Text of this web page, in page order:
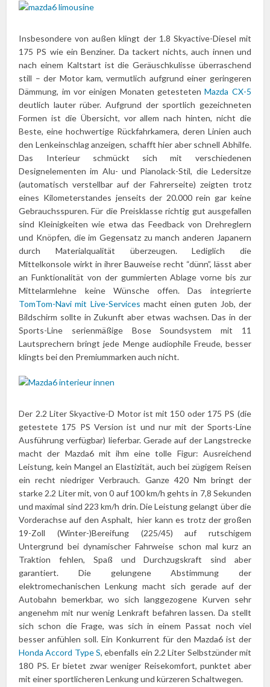
Insbesondere von außen klingt der 1.8 Skyactive-Diesel mit
175 PS wie ein Benziner. Da tackert nichts, auch innen und
nach einem Kaltstart ist die Geräuschkulisse überraschend
still – der Motor kam, vermutlich aufgrund einer geringeren
Dämmung, im vor einigen Monaten getestetenMazda CX-5
deutlich lauter rüber. Aufgrund der sportlich gezeichneten
Formen ist die Übersicht, vor allem nach hinten, nicht die
Beste, eine hochwertige Rückfahrkamera, deren Linien auch
den Lenkeinschlag anzeigen, schafft hier aber schnell Abhilfe.
Das Interieur schmückt sich mit verschiedenen
Designelementen im Alu- und Pianolack-Stil, die Ledersitze
(automatisch verstellbar auf der Fahrerseite) zeigten trotz
eines Kilometerstandes jenseits der 20.000 rein gar keine
Gebrauchsspuren. Für die Preisklasse richtig gut ausgefallen
sind Kleinigkeiten wie etwa das Feedback von Drehreglern
und Knöpfen, die im Gegensatz zu manch anderen Japanern
durch Materialqualität überzeugen. Lediglich die
Mittelkonsole wirkt in ihrer Bauweise recht “dünn”, lässt aber
an Funktionalität von der gummierten Ablage vorne bis zur
Mittelarmlehne keine Wünsche offen. Das integrierte
TomTom-Navi mit Live-Services macht einen guten Job, der
Bildschirm sollte in Zukunft aber etwas wachsen. Das in der
Sports-Line serienmäßige Bose Soundsystem mit 11
Lautsprechern bringt jede Menge audiophile Freude, besser
klingts bei den Premiummarken auch nicht.
Der 2.2 Liter Skyactive-D Motor ist mit 150 oder 175 PS (die
getestete 175 PS Version ist und nur mit der Sports-Line
Ausführung verfügbar) lieferbar. Gerade auf der Langstrecke
macht der Mazda6 mit ihm eine tolle Figur: Ausreichend
Leistung, kein Mangel an Elastizität, auch bei zügigem Reisen
ein recht niedriger Verbrauch. Ganze 420 Nm bringt der
starke 2.2 Liter mit, von 0 auf 100 km/h gehts in 7,8 Sekunden
und maximal sind 223 km/h drin. Die Leistung gelangt über die
Vorderachse auf den Asphalt, hier kann es trotz der großen
19-Zoll (Winter-)Bereifung (225/45) auf rutschigem
Untergrund bei dynamischer Fahrweise schon mal kurz an
Traktion fehlen, Spaß und Durchzugskraft sind aber
garantiert. Die gelungene Abstimmung der
elektromechanischen Lenkung macht sich gerade auf der
Autobahn bemerkbar, wo sich langgezogene Kurven sehr
angenehm mit nur wenig Lenkraft befahren lassen. Da stellt
sich schon die Frage, was sich in einem Passat noch viel
besser anfühlen soll. Ein Konkurrent für den Mazda6 ist der
Honda Accord Type S, ebenfalls ein 2.2 Liter Selbstzünder mit
180 PS. Er bietet zwar weniger Reisekomfort, punktet aber
mit einer sportlicheren Lenkung und kürzeren Schaltwegen.